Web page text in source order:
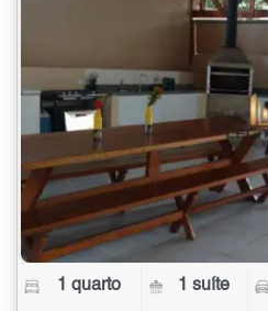
1 quarto 1 suíte